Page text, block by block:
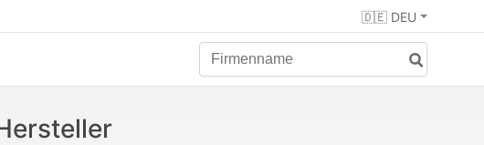
🇩🇪 DEU